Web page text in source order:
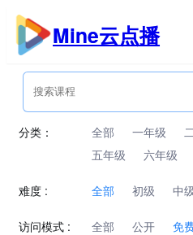
跳
内
Mine云点播
分类： 全部 一年级
五年级
六年级
难度 : 全部 初级 中
访问模式 : 全部 公开 免